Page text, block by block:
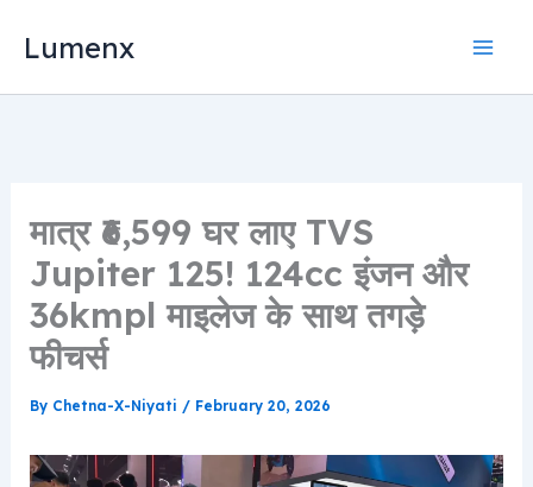
Lumenx
मात्र ₹6,599 घर लाए TVS
Jupiter 125! 124cc इंजन और
36kmpl माइलेज के साथ तगड़े
फीचर्स
By Chetna-X-Niyati / February 20, 2026